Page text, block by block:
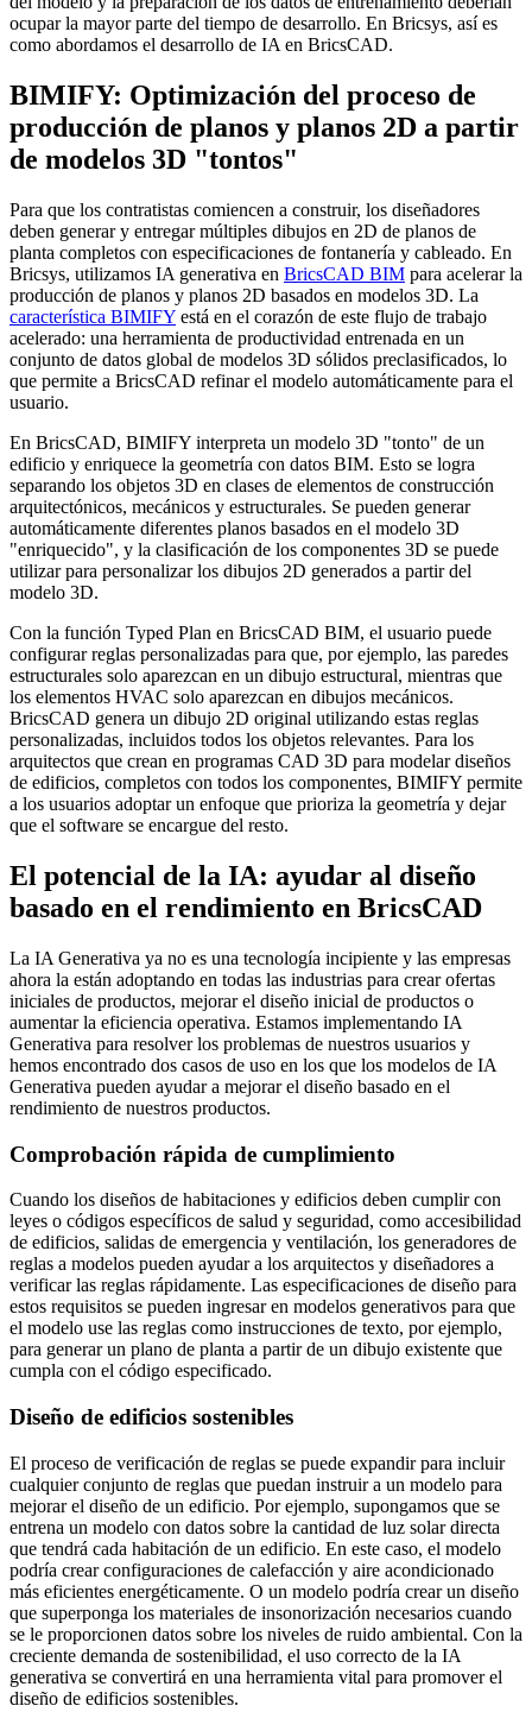
ocupar la mayor parte del tiempo de desarrollo. En Bricsys, así es
como abordamos el desarrollo de IA en BricsCAD.
BIMIFY: Optimización del proceso de
producción de planos y planos 2D a partir
de modelos 3D "tontos"
Para que los contratistas comiencen a construir, los diseñadores
deben generar y entregar múltiples dibujos en 2D de planos de
planta completos con especificaciones de fontanería y cableado. En
Bricsys, utilizamos IA generativa en BricsCAD BIM para acelerar la
producción de planos y planos 2D basados en modelos 3D. La
característica BIMIFY está en el corazón de este flujo de trabajo
acelerado: una herramienta de productividad entrenada en un
conjunto de datos global de modelos 3D sólidos preclasificados, lo
que permite a BricsCAD refinar el modelo automáticamente para el
usuario.
En BricsCAD, BIMIFY interpreta un modelo 3D "tonto" de un
edificio y enriquece la geometría con datos BIM. Esto se logra
separando los objetos 3D en clases de elementos de construcción
arquitectónicos, mecánicos y estructurales. Se pueden generar
automáticamente diferentes planos basados en el modelo 3D
"enriquecido", y la clasificación de los componentes 3D se puede
utilizar para personalizar los dibujos 2D generados a partir del
modelo 3D.
Con la función Typed Plan en BricsCAD BIM, el usuario puede
configurar reglas personalizadas para que, por ejemplo, las paredes
estructurales solo aparezcan en un dibujo estructural, mientras que
los elementos HVAC solo aparezcan en dibujos mecánicos.
BricsCAD genera un dibujo 2D original utilizando estas reglas
personalizadas, incluidos todos los objetos relevantes. Para los
arquitectos que crean en programas CAD 3D para modelar diseños
de edificios, completos con todos los componentes, BIMIFY permite
a los usuarios adoptar un enfoque que prioriza la geometría y dejar
que el software se encargue del resto.
El potencial de la IA: ayudar al diseño
basado en el rendimiento en BricsCAD
La IA Generativa ya no es una tecnología incipiente y las empresas
ahora la están adoptando en todas las industrias para crear ofertas
iniciales de productos, mejorar el diseño inicial de productos o
aumentar la eficiencia operativa. Estamos implementando IA
Generativa para resolver los problemas de nuestros usuarios y
hemos encontrado dos casos de uso en los que los modelos de IA
Generativa pueden ayudar a mejorar el diseño basado en el
rendimiento de nuestros productos.
Comprobación rápida de cumplimiento
Cuando los diseños de habitaciones y edificios deben cumplir con
leyes o códigos específicos de salud y seguridad, como accesibilidad
de edificios, salidas de emergencia y ventilación, los generadores de
reglas a modelos pueden ayudar a los arquitectos y diseñadores a
verificar las reglas rápidamente. Las especificaciones de diseño para
estos requisitos se pueden ingresar en modelos generativos para que
el modelo use las reglas como instrucciones de texto, por ejemplo,
para generar un plano de planta a partir de un dibujo existente que
cumpla con el código especificado.
Diseño de edificios sostenibles
El proceso de verificación de reglas se puede expandir para incluir
cualquier conjunto de reglas que puedan instruir a un modelo para
mejorar el diseño de un edificio. Por ejemplo, supongamos que se
entrena un modelo con datos sobre la cantidad de luz solar directa
que tendrá cada habitación de un edificio. En este caso, el modelo
podría crear configuraciones de calefacción y aire acondicionado
más eficientes energéticamente. O un modelo podría crear un diseño
que superponga los materiales de insonorización necesarios cuando
se le proporcionen datos sobre los niveles de ruido ambiental. Con la
creciente demanda de sostenibilidad, el uso correcto de la IA
generativa se convertirá en una herramienta vital para promover el
diseño de edificios sostenibles.